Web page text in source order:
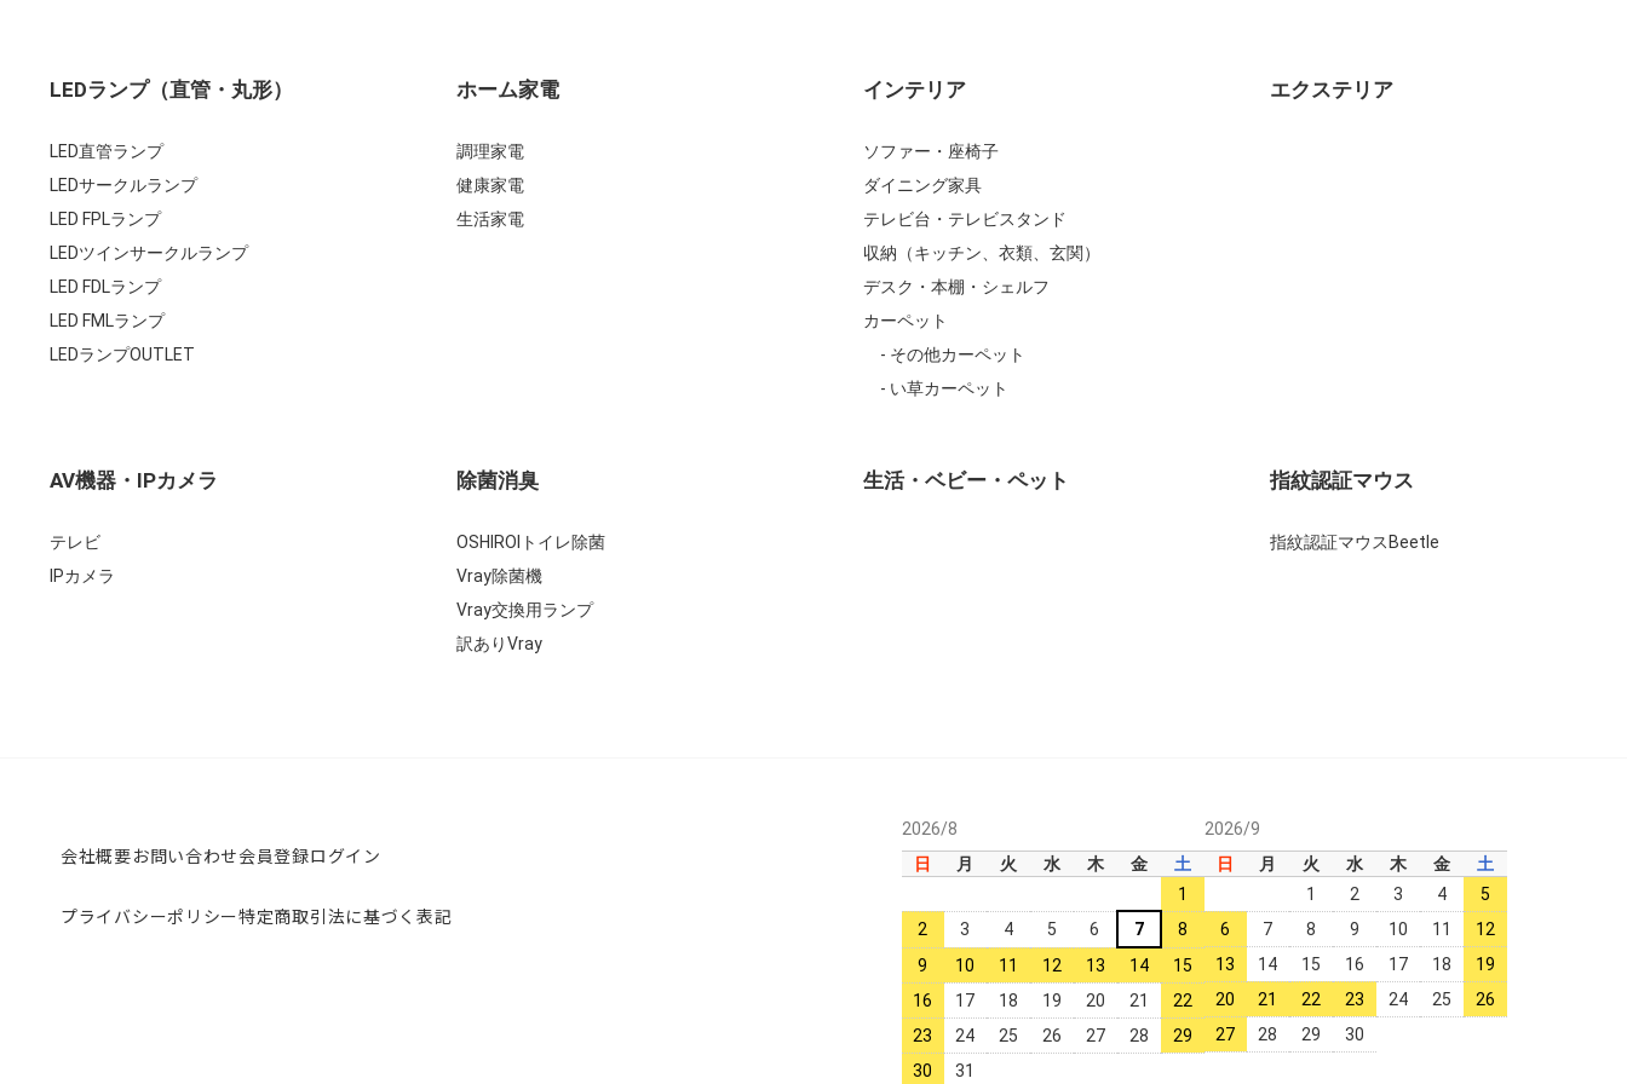
LEDランプ（直管・丸形）
LED直管ランプ
LEDサークルランプ
LED FPLランプ
LEDツインサークルランプ
LED FDLランプ
LED FMLランプ
LEDランプOUTLET
ホーム家電
調理家電
健康家電
生活家電
インテリア
ソファー・座椅子
ダイニング家具
テレビ台・テレビスタンド
収納（キッチン、衣類、玄関）
デスク・本棚・シェルフ
カーペット
その他カーペット
い草カーペット
エクステリア
AV機器・IPカメラ
テレビ
IPカメラ
除菌消臭
OSHIROIトイレ除菌
Vray除菌機
Vray交換用ランプ
訳ありVray
生活・ベビー・ペット 指紋認証マウス
指紋認証マウスBeetle
会社概要お問い合わせ会員登録ログイン
プライバシーポリシー特定商取引法に基づく表記
2026/8
日
月 火 水 木 金
土
1
2
3 4 5 6 7
8
9
10 11 12 13 14
15
16
17 18 19 20 21
22
23
24 25 26 27 28
29
30
31
2026/9
日
月 火 水 木 金
土
1
2 3 4
5
6
7 8 9 10 11
12
13
14 15 16 17 18
19
20
21 22 23 24 25
26
27
28 29 30